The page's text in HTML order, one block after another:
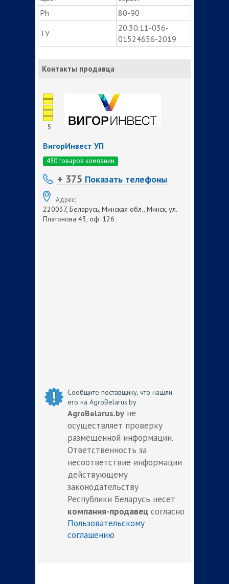
Ph
80-90
ТУ
20.30.11-036-
01524656-2019
Контакты продавца
5
ВигорИнвест УП
430 товаров компании
+ 375 Показать телефоны
Адрес:
220037, Беларусь, Минская обл., Минск, ул.
Платонова 43, оф. 126
Сообщите поставщику, что нашли
его на AgroBelarus.by
AgroBelarus.by не
осуществляет проверку
размещенной информации.
Ответственность за
несоответствие информации
действующему
законодательству
Республики Беларусь несет
компания-продавец согласно
Пользовательскому
соглашению